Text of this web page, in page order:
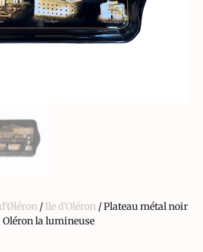
/ Ile d'Oléron/ Plateau métal noir
Oléron la lumineuse